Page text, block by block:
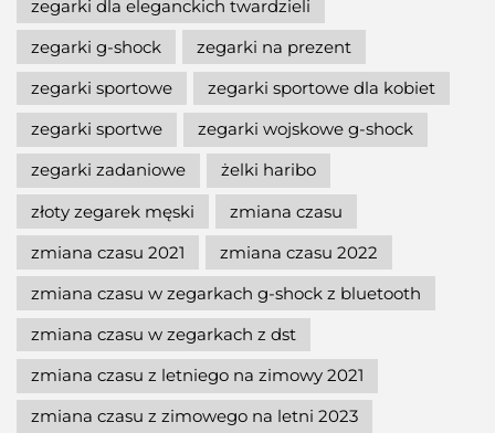
zegarki dla eleganckich twardzieli
zegarki g-shock
zegarki na prezent
zegarki sportowe
zegarki sportowe dla kobiet
zegarki sportwe
zegarki wojskowe g-shock
zegarki zadaniowe
żelki haribo
złoty zegarek męski
zmiana czasu
zmiana czasu 2021
zmiana czasu 2022
zmiana czasu w zegarkach g-shock z bluetooth
zmiana czasu w zegarkach z dst
zmiana czasu z letniego na zimowy 2021
zmiana czasu z zimowego na letni 2023